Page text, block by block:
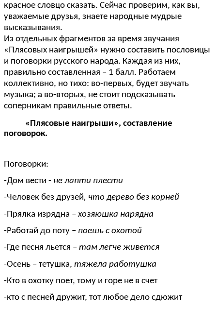
красное словцо сказать. Сейчас проверим, как вы,
уважаемые друзья, знаете народные мудрые
высказывания.
Из отдельных фрагментов за время звучания
«Плясовых наигрышей» нужно составить пословицы
и поговорки русского народа. Каждая из них,
правильно составленная – 1 балл. Работаем
коллективно, но тихо: во-первых, будет звучать
музыка; а во-вторых, не стоит подсказывать
соперникам правильные ответы.
«Плясовые наигрыши», составление
поговорок.
Поговорки:
-Дом вести - не лапти плести
-Человек без друзей, что дерево без корней
-Прялка изрядна – хозяюшка нарядна
-Работай до поту – поешь с охотой
-Где песня льется – там легче живется
-Осень – тетушка, тяжела работушка
-Кто в охотку поет, тому и горе не в счет
-кто с песней дружит, тот любое дело сдюжит